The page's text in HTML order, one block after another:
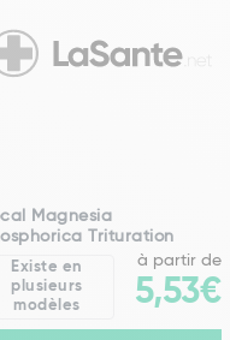
Magnesia
Trituration
Existe en
plusieurs
modèles
à partir de
5,53€